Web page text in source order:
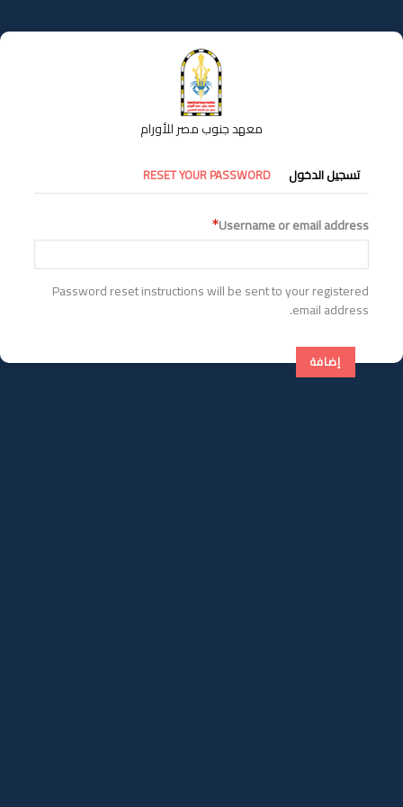
إلى
المحتوى
معهد جنوب مصر للأورام
التبويبات
الأساسية
تسجيل الدخول RESET YOUR PASSWORD
Username or email address
Password reset instructions will be sent to your registered
email address.